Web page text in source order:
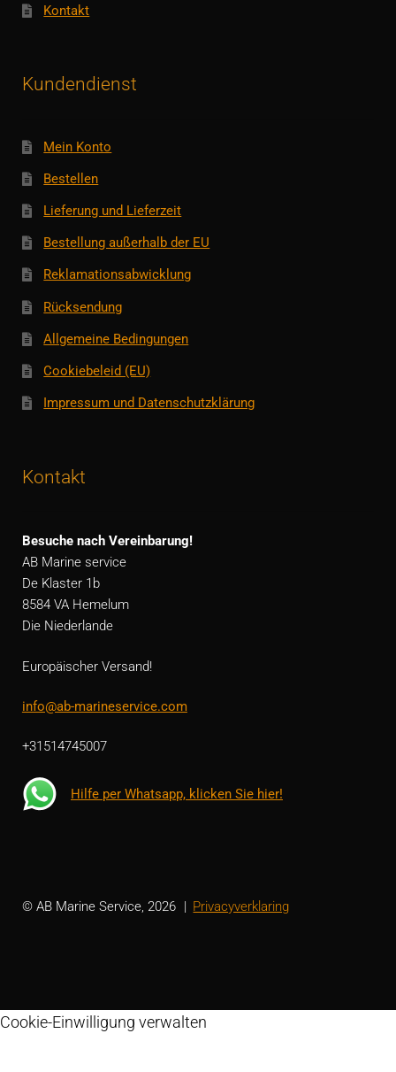
Kontakt
Kundendienst
Mein Konto
Bestellen
Lieferung und Lieferzeit
Bestellung außerhalb der EU
Reklamationsabwicklung
Rücksendung
Allgemeine Bedingungen
Cookiebeleid (EU)
Impressum und Datenschutzklärung
Kontakt
Besuche nach Vereinbarung!
AB Marine service
De Klaster 1b
8584 VA Hemelum
Die Niederlande
Europäischer Versand!
info@ab-marineservice.com
+31514745007
Hilfe per Whatsapp, klicken Sie hier!
© AB Marine Service, 2026 Privacyverklaring
Cookie-Einwilligung verwalten